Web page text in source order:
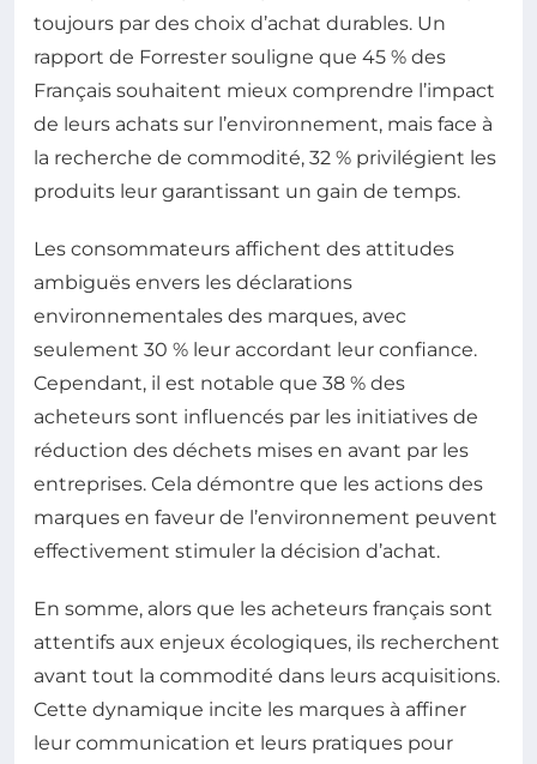
toujours par des choix d’achat durables. Un
rapport de Forrester souligne que 45 % des
Français souhaitent mieux comprendre l’impact
de leurs achats sur l’environnement, mais face à
la recherche de commodité, 32 % privilégient les
produits leur garantissant un gain de temps.
Les consommateurs affichent des attitudes
ambiguës envers les déclarations
environnementales des marques, avec
seulement 30 % leur accordant leur confiance.
Cependant, il est notable que 38 % des
acheteurs sont influencés par les initiatives de
réduction des déchets mises en avant par les
entreprises. Cela démontre que les actions des
marques en faveur de l’environnement peuvent
effectivement stimuler la décision d’achat.
En somme, alors que les acheteurs français sont
attentifs aux enjeux écologiques, ils recherchent
avant tout la commodité dans leurs acquisitions.
Cette dynamique incite les marques à affiner
leur communication et leurs pratiques pour